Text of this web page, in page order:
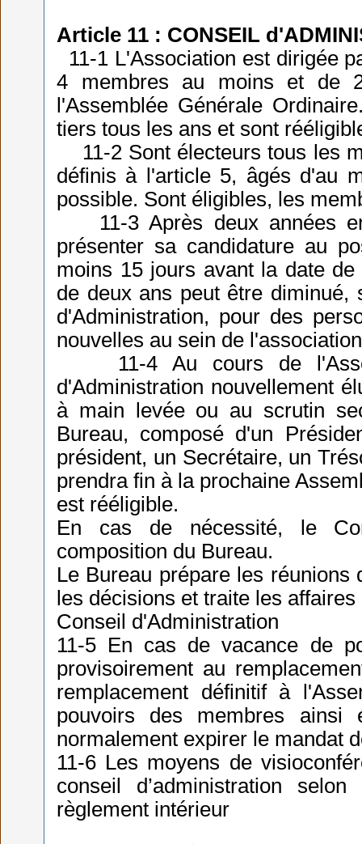
Article 11 : CONSEIL
11-1 L'Association est dirigée
4 membres au moins et de
l'Assemblée Générale
tiers tous les ans et sont
11-2 Sont électeurs tous les
définis à l'article 5, âgés d'au
possible. Sont éligibles, les
11-3 Après deux années
présenter sa candidature au
moins 15 jours avant la date
de deux ans peut être
d'Administration, pour des
nouvelles au sein de
11-4 Au cours de
d'Administration nouvellement
à main levée ou au scrutin
Bureau, composé d'un
président, un Secrétaire, un
prendra fin à la prochaine
est rééligible.
En cas de nécessité, le
composition du Bureau.
Le Bureau prépare les
les décisions et traite les
Conseil d'Administration
11-5 En cas de vacance de
provisoirement au
remplacement définitif à
pouvoirs des membres
normalement expirer le mandat
11-6 Les moyens de
conseil d’administration
règlement intérieur